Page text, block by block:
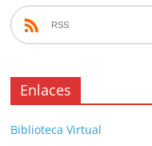
RSS
Enlaces
Biblioteca Virtual